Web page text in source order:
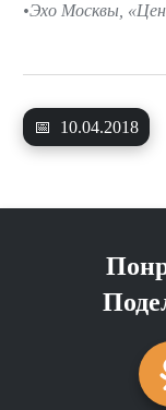
📅 10.04.2018
Эхо Москвы,